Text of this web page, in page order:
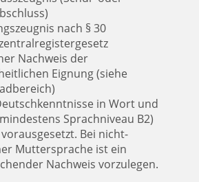
nach § 30
Nachweis der
Eignung (siehe
in Wort und
Sprachniveau B2)
Bei nicht-
Muttersprache ist ein
Nachweis vorzulegen.